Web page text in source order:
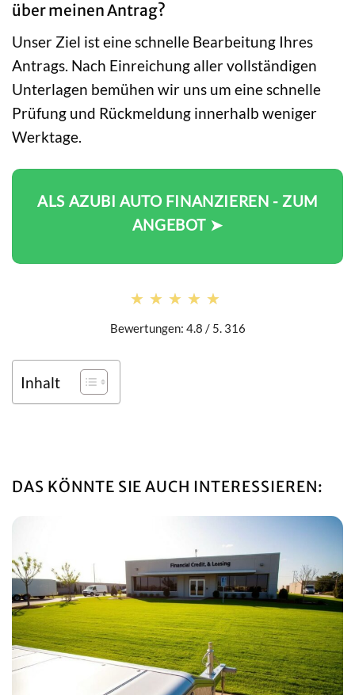
über meinen Antrag?
Unser Ziel ist eine schnelle Bearbeitung Ihres
Antrags. Nach Einreichung aller vollständigen
Unterlagen bemühen wir uns um eine schnelle
Prüfung und Rückmeldung innerhalb weniger
Werktage.
ALS AZUBI AUTO FINANZIEREN - ZUM
ANGEBOT ➤
★★★★★
★★★★★
Bewertungen: 4.8 / 5. 316
Inhalt
DAS KÖNNTE SIE AUCH INTERESSIEREN: